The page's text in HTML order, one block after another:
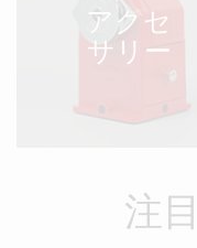
アクセ
サリー
注